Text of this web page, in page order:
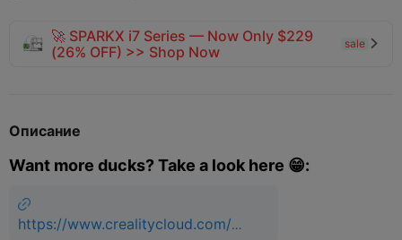
🚀 SPARKX i7 Series — Now Only $229
(26% OFF) >> Shop Now
sale 
Описание
Want more ducks? Take a look here 😁:
https://www.crealitycloud.com/m